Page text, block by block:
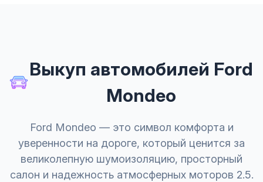
Выкуп автомобилей Ford
Mondeo
Ford Mondeo — это символ комфорта и
уверенности на дороге, который ценится за
великолепную шумоизоляцию, просторный
салон и надежность атмосферных моторов 2.5.